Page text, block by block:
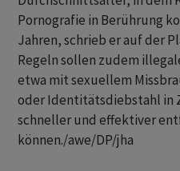
Pornografie in Berührung
Jahren, schrieb er auf der
Regeln sollen zudem
etwa mit sexuellem
oder Identitätsdiebstahl in
schneller und effektiver
können./awe/DP/jha